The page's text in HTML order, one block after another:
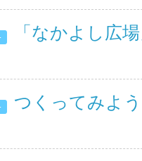
「なかよし広
つくってみよ